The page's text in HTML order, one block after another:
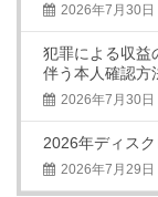
2026年7月30日
犯罪による収益
伴う本人確認方
2026年7月30日
2026年ディス
2026年7月29日